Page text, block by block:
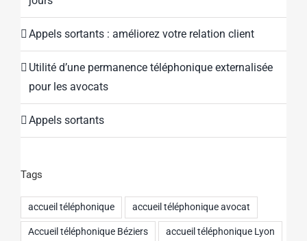
Appels sortants : améliorez votre relation client
Utilité d’une permanence téléphonique externalisée
pour les avocats
Appels sortants
Tags
accueil téléphonique accueil téléphonique avocat
Accueil téléphonique Béziers accueil téléphonique Lyon